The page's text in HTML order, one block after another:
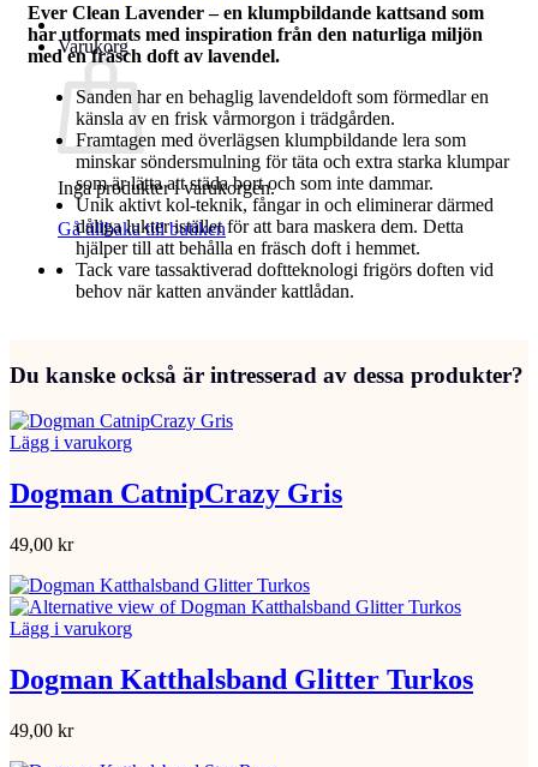
Varukorg
Inga produkter i varukorgen.
Gå tillbaka till butiken
Ever Clean Lavender – en klumpbildande kattsand som
har utformats med inspiration från den naturliga miljön
med en fräsch doft av lavendel.
Sanden har en behaglig lavendeldoft som förmedlar en
känsla av en frisk vårmorgon i trädgården.
Framtagen med överlägsen klumpbildande lera som
minskar söndersmulning för täta och extra starka klumpar
som är lätta att städa bort och som inte dammar.
Unik aktivt kol-teknik, fångar in och eliminerar därmed
dåliga lukter istället för att bara maskera dem. Detta
hjälper till att behålla en fräsch doft i hemmet.
Tack vare tassaktiverad doftteknologi frigörs doften vid
behov när katten använder kattlådan.
Du kanske också är intresserad av dessa produkter?
Lägg i varukorg
Dogman CatnipCrazy Gris
49,00 kr
Lägg i varukorg
Dogman Katthalsband Glitter Turkos
49,00 kr